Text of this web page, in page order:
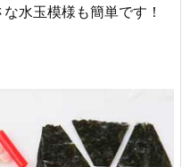
水玉模様も簡単です！